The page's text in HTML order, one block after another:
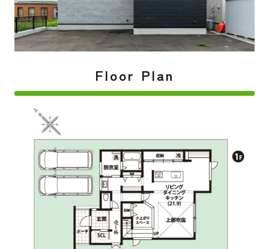
Floor Plan